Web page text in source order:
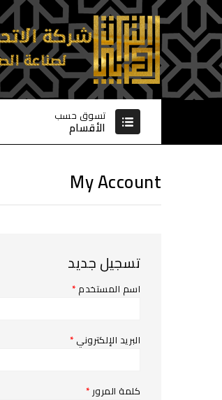
تسوق حسب
الأقسام
My Account
تسجيل جديد
اسم المستخدم *
البريد الإلكتروني *
كلمة المرور *